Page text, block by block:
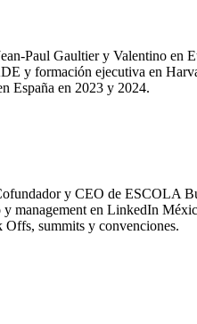
Paul Gaultier y Valentino en
y formación ejecutiva en
España en 2023 y 2024.
y CEO de ESCOLA
management en LinkedIn
summits y convenciones.